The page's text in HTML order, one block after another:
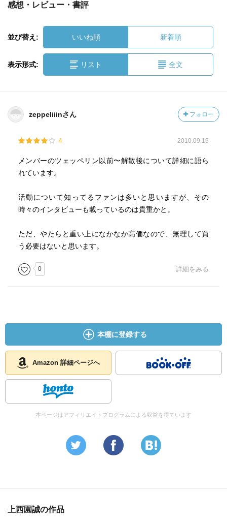
感想・レビュー・書評
並び替え: いいね順 新着順
表示形式: リスト 全文
zeppeliiinさん フォロー
4 2010.09.19
メンバーのツェッペリン以前〜解散後について詳細に語ら
れています。
活動について知ってるファンは多いと思いますが、その
時々のインタビューも載っているのは貴重かと。
ただ、やたらと重い上になかなか高価なので、無理して買
う必要はないと思います。
0 詳細をみる
本棚に登録する
Amazon 詳細ページへ
本ページはアフィリエイトプログラムによる収益を得ています
上西園誠の作品